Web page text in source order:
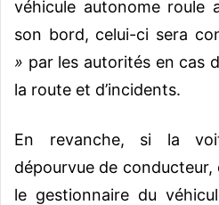
véhicule autonome roule
son bord, celui-ci sera
» par les autorités en cas
la route et d’incidents.
En revanche, si la
dépourvue de conducteur,
le gestionnaire du